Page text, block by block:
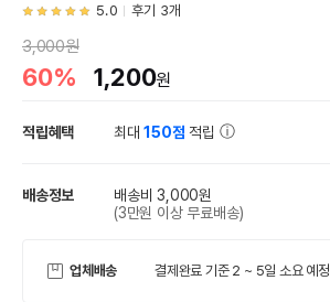
5.0 후기 3개
3,000원
60% 1,200원
적립혜택 최대150점 적립
배송정보
배송비 3,000원
(3만원 이상 무료배송)
업체배송 결제완료 기준 2 ~ 5일 소요 예정